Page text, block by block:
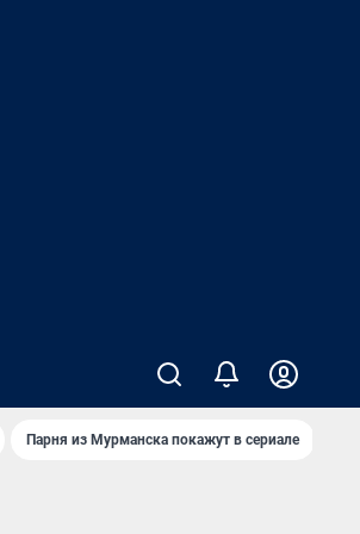
Парня из Мурманска покажут в сериале